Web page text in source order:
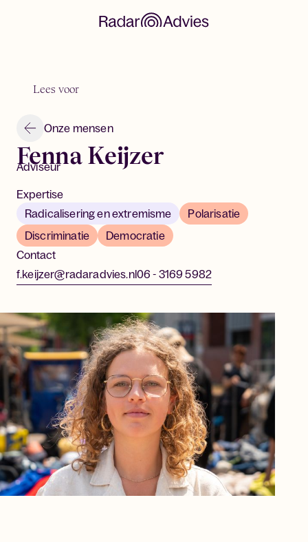
Lees voor
Onze mensen
Fenna Keijzer
Adviseur
Expertise
Radicalisering en extremisme
Polarisatie
Discriminatie
Democratie
Contact
f.keijzer@radaradvies.nl06 - 3169 5982